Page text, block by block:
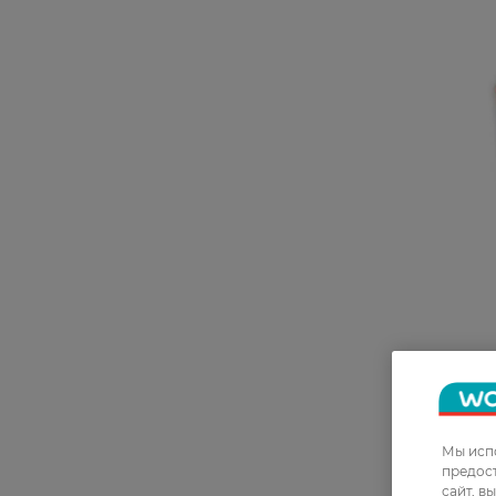
волос и
Miracle
112,50
Мы
сайт,